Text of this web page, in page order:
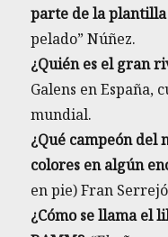
parte de la
pelado” Núñez.
¿Quién es el gran
Galens en España,
mundial.
¿Qué campeón del
colores en algún
en pie) Fran
¿Cómo se llama el